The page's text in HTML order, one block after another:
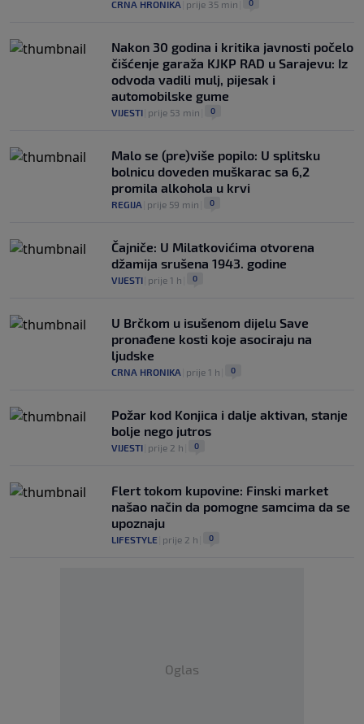
CRNA HRONIKA prije 35 min 0
Nakon 30 godina i kritika javnosti počelo
čišćenje garaža KJKP RAD u Sarajevu: Iz
odvoda vadili mulj, pijesak i
automobilske gume
VIJESTI prije 53 min 0
Malo se (pre)više popilo: U splitsku
bolnicu doveden muškarac sa 6,2
promila alkohola u krvi
REGIJA prije 59 min 0
Čajniče: U Milatkovićima otvorena
džamija srušena 1943. godine
VIJESTI prije 1 h 0
U Brčkom u isušenom dijelu Save
pronađene kosti koje asociraju na
ljudske
CRNA HRONIKA prije 1 h 0
Požar kod Konjica i dalje aktivan, stanje
bolje nego jutros
VIJESTI prije 2 h 0
Flert tokom kupovine: Finski market
našao način da pomogne samcima da se
upoznaju
LIFESTYLE prije 2 h 0
Oglas